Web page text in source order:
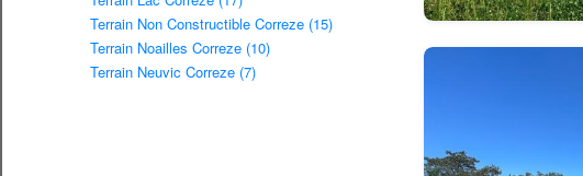
Terrain Non Constructible Correze (15)
Terrain Noailles Correze (10)
Terrain Neuvic Correze (7)